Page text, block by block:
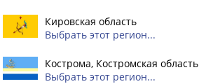
Кировская область
Выбрать этот регион...
Кострома, Костромская область
Выбрать этот регион...